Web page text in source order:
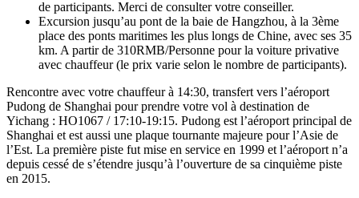
de participants. Merci de consulter votre conseiller.
Excursion jusqu’au pont de la baie de Hangzhou, à la 3ème
place des ponts maritimes les plus longs de Chine, avec ses 35
km. A partir de 310RMB/Personne pour la voiture privative
avec chauffeur (le prix varie selon le nombre de participants).
Rencontre avec votre chauffeur à 14:30, transfert vers l’aéroport
Pudong de Shanghai pour prendre votre vol à destination de
Yichang : HO1067 / 17:10-19:15. Pudong est l’aéroport principal de
Shanghai et est aussi une plaque tournante majeure pour l’Asie de
l’Est. La première piste fut mise en service en 1999 et l’aéroport n’a
depuis cessé de s’étendre jusqu’à l’ouverture de sa cinquième piste
en 2015.